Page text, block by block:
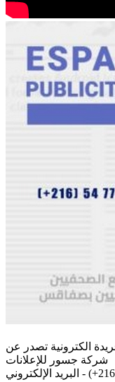
الكترونية تصدر عن
شركة جسور للإعلانات
للإتصال أو نشر الردود الهاتف 54779966 (216+) - البريد الإلكتروني